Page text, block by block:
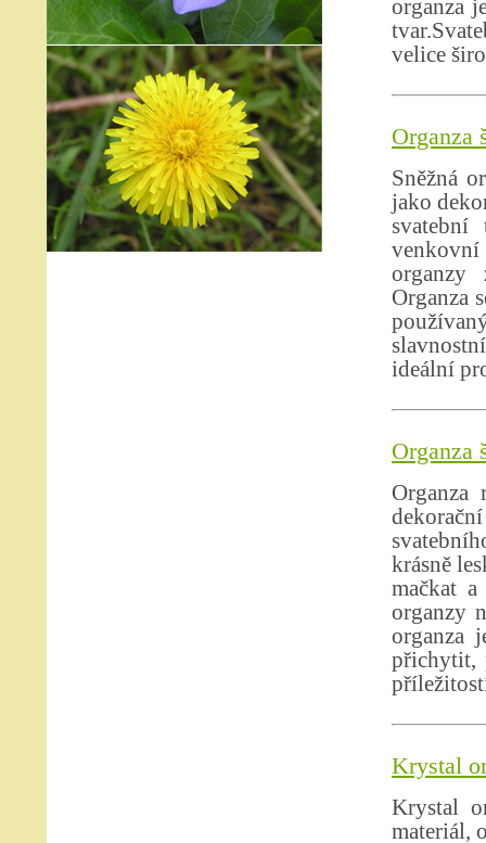
organza
velice
Organza
Sněžná
jako
organzy
Organza
ideální
Organza
krásně
mačkat
organzy
organza
přichytit,
Krystal
Krystal
materiál,